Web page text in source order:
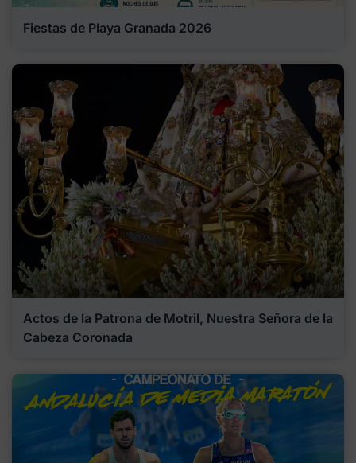
Fiestas de Playa Granada 2026
Actos de la Patrona de Motril, Nuestra Señora de la
Cabeza Coronada